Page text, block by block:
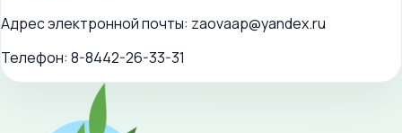
Адрес электронной почты: zaovaap@yandex.ru
Телефон: 8-8442-26-33-31